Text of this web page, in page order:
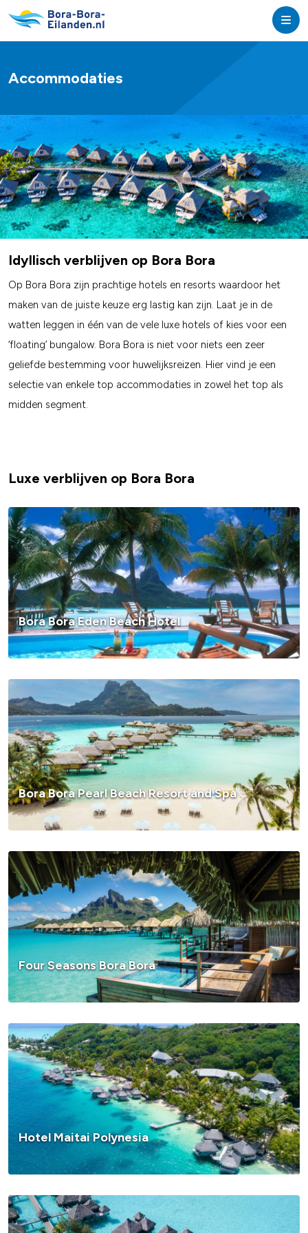
Accommodaties
Idyllisch verblijven op Bora Bora
Op Bora Bora zijn prachtige hotels en resorts waardoor het
maken van de juiste keuze erg lastig kan zijn. Laat je in de
watten leggen in één van de vele luxe hotels of kies voor een
‘floating’ bungalow. Bora Bora is niet voor niets een zeer
geliefde bestemming voor huwelijksreizen. Hier vind je een
selectie van enkele top accommodaties in zowel het top als
midden segment.
Luxe verblijven op Bora Bora
Bora Bora Eden Beach Hotel
Bora Bora Pearl Beach Resort and Spa
Four Seasons Bora Bora
Hotel Maitai Polynesia